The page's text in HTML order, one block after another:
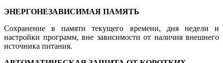
ЭНЕРГОНЕЗАВИСИМАЯ ПАМЯТЬ
Сохранение в памяти текущего времени, дня недели и
настройки программ, вне зависимости от наличия внешнего
источника питания.